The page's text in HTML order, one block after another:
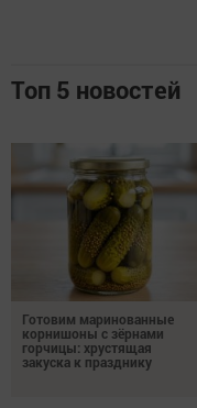
Топ 5 новостей
Готовим маринованные
корнишоны с зёрнами
горчицы: хрустящая
закуска к празднику